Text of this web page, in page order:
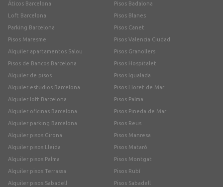
Áticos Barcelona
Loft Barcelona
Parking Barcelona
Pisos Maresme
Alquiler apartamentos Salou
Pisos de Bancos Barcelona
Alquiler de pisos
Alquiler estudios Barcelona
Alquiler loft Barcelona
Alquiler oficinas Barcelona
Alquiler parking Barcelona
Alquiler pisos Girona
Alquiler pisos Lleida
Alquiler pisos Palma
Alquiler pisos Terrassa
Alquiler pisos Sabadell
Pisos Badalona
Pisos Blanes
Pisos Canet
Pisos Valencia Ciudad
Pisos Granollers
Pisos Hospitalet
Pisos Igualada
Pisos Lloret de Mar
Pisos Palma
Pisos Pineda de Mar
Pisos Reus
Pisos Manresa
Pisos Mataró
Pisos Montgat
Pisos Rubí
Pisos Sabadell